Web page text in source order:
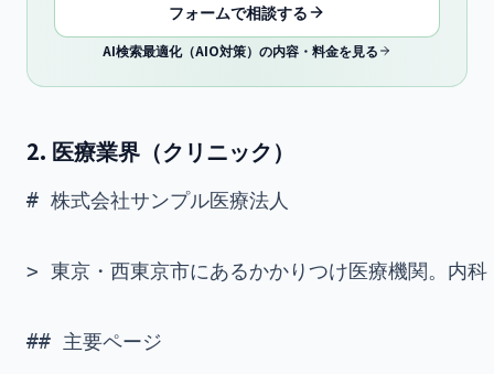
フォームで相談する
AI検索最適化（AIO対策）の内容・料金を見る
2. 医療業界（クリニック）
# 株式会社サンプル医療法人
> 東京・西東京市にあるかかりつけ医療機関。内
## 主要ページ